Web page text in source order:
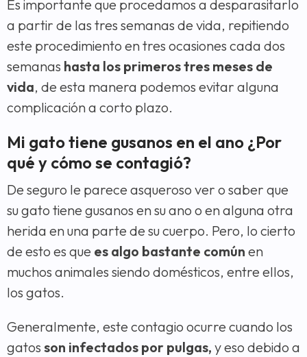
Es importante que procedamos a desparasitarlo
a partir de las tres semanas de vida, repitiendo
este procedimiento en tres ocasiones cada dos
semanas hasta los primeros tres meses de
vida, de esta manera podemos evitar alguna
complicación a corto plazo.
Mi gato tiene gusanos en el ano ¿Por
qué y cómo se contagió?
De seguro le parece asqueroso ver o saber que
su gato tiene gusanos en su ano o en alguna otra
herida en una parte de su cuerpo. Pero, lo cierto
de esto es que es algo bastante común en
muchos animales siendo domésticos, entre ellos,
los gatos.
Generalmente, este contagio ocurre cuando los
gatos son infectados por pulgas, y eso debido a